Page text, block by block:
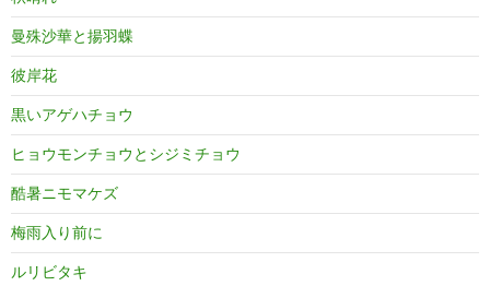
曼殊沙華と揚羽蝶
彼岸花
黒いアゲハチョウ
ヒョウモンチョウとシジミチョウ
酷暑ニモマケズ
梅雨入り前に
ルリビタキ